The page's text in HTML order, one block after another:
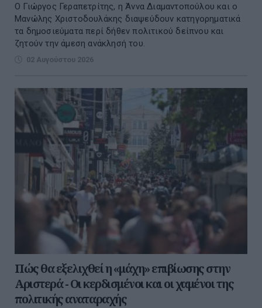
Ο Γιώργος Γεραπετρίτης, η Άννα Διαμαντοπούλου και ο
Μανώλης Χριστοδουλάκης διαψεύδουν κατηγορηματικά
τα δημοσιεύματα περί δήθεν πολιτικού δείπνου και
ζητούν την άμεση ανάκλησή του.
02 Αυγούστου 2026
Πώς θα εξελιχθεί η «μάχη» επιβίωσης στην
Αριστερά - Οι κερδισμένοι και οι χαμένοι της
πολιτικής αναταραχής